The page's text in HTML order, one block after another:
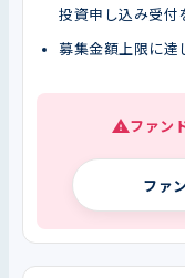
投資申し込み受付
募集金額上限に達
ファン
ファ